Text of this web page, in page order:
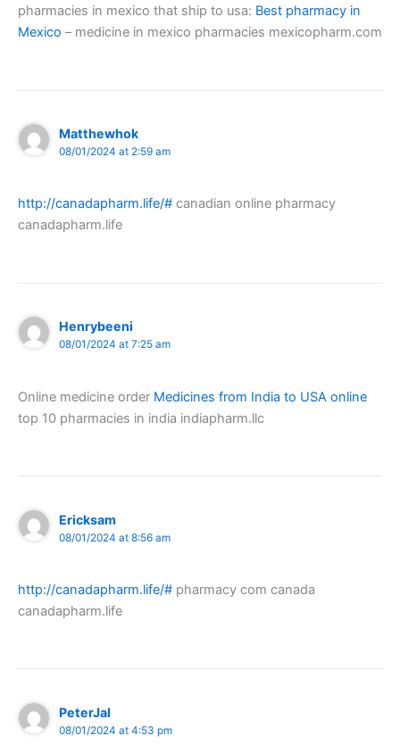
pharmacies in mexico that ship to usa: Best pharmacy in
Mexico – medicine in mexico pharmacies mexicopharm.com
Matthewhok
08/01/2024 at 2:59 am
http://canadapharm.life/# canadian online pharmacy
canadapharm.life
Henrybeeni
08/01/2024 at 7:25 am
Online medicine order Medicines from India to USA online
top 10 pharmacies in india indiapharm.llc
Ericksam
08/01/2024 at 8:56 am
http://canadapharm.life/# pharmacy com canada
canadapharm.life
PeterJal
08/01/2024 at 4:53 pm